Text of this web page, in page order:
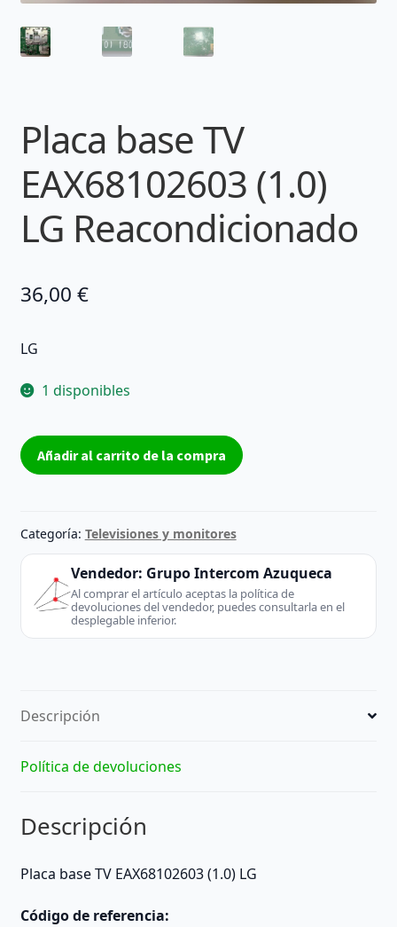
Placa base TV
EAX68102603 (1.0)
LG Reacondicionado
36,00 €
LG
1 disponibles
Placa
base
(1.0)
LG
Reacondicionado
cantidad
Añadir al carrito de la compra
Categoría: Televisiones y monitores
Vendedor: Grupo Intercom Azuqueca
Al comprar el artículo aceptas la política de
devoluciones del vendedor, puedes consultarla en el
desplegable inferior.
Descripción
Política de devoluciones
Descripción
Placa base TV EAX68102603 (1.0) LG
Código de referencia: